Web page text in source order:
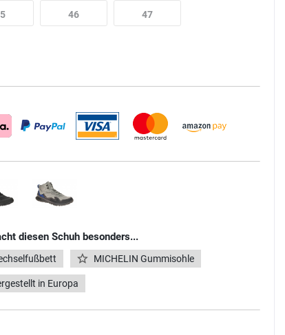
46 47
diesen Schuh besonders...
MICHELIN Gummisohle
in Europa